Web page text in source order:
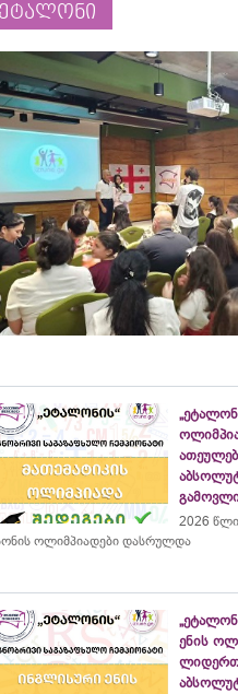
ეტალონი
2026
ოლიმპიადები დასრულდა
ენის